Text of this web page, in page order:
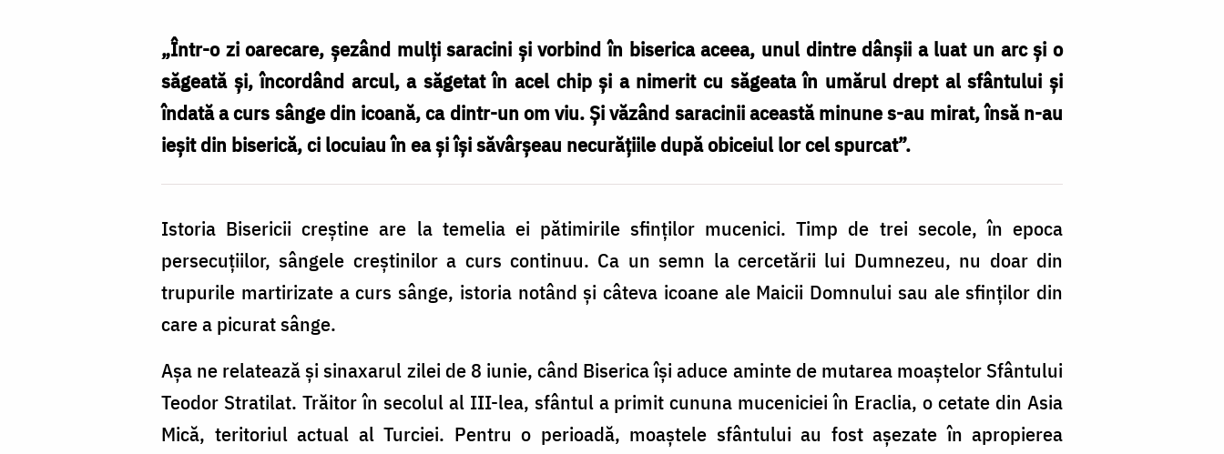
„Într-o zi oarecare, şezând mulţi saracini şi vorbind în biserica aceea, unul dintre dânşii a luat un arc şi o
săgeată şi, încordând arcul, a săgetat în acel chip şi a nimerit cu săgeata în umărul drept al sfântului şi
îndată a curs sânge din icoană, ca dintr-un om viu. Şi văzând saracinii această minune s-au mirat, însă n-au
ieşit din biserică, ci locuiau în ea şi îşi săvârşeau necurăţiile după obiceiul lor cel spurcat”.
Istoria Bisericii creștine are la temelia ei pătimirile sfinților mucenici. Timp de trei secole, în epoca
persecuțiilor, sângele creștinilor a curs continuu. Ca un semn la cercetării lui Dumnezeu, nu doar din
trupurile martirizate a curs sânge, istoria notând și câteva icoane ale Maicii Domnului sau ale sfinților din
care a picurat sânge.
Așa ne relatează și sinaxarul zilei de 8 iunie, când Biserica își aduce aminte de mutarea moaștelor Sfântului
Teodor Stratilat. Trăitor în secolul al III-lea, sfântul a primit cununa muceniciei în Eraclia, o cetate din Asia
Mică, teritoriul actual al Turciei. Pentru o perioadă, moaștele sfântului au fost așezate în apropierea